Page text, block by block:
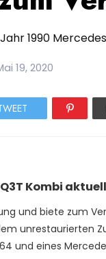
1990
19, 2020
Kombi
und biete zum
unrestaurierten
und eines